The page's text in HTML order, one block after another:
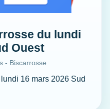
du lundi
Ouest
- Biscarrosse
16 mars 2026 Sud